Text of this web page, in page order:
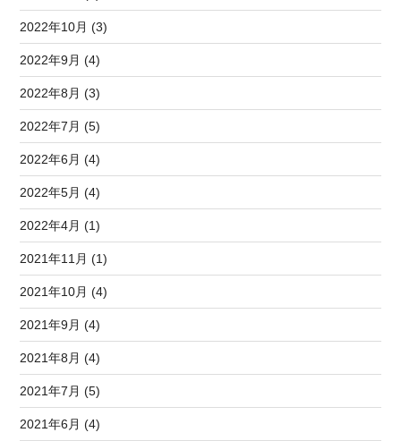
2022年10月 (3)
2022年9月 (4)
2022年8月 (3)
2022年7月 (5)
2022年6月 (4)
2022年5月 (4)
2022年4月 (1)
2021年11月 (1)
2021年10月 (4)
2021年9月 (4)
2021年8月 (4)
2021年7月 (5)
2021年6月 (4)